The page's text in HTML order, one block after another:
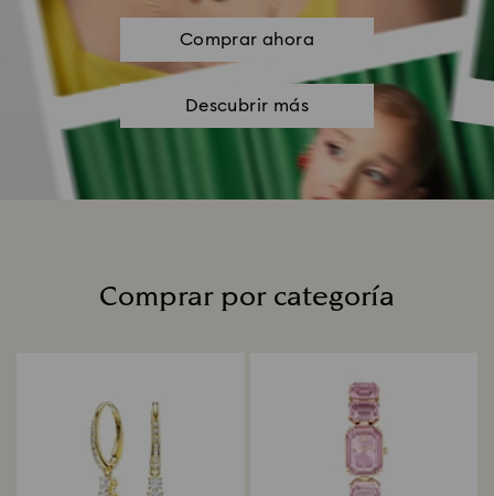
Comprar ahora
Descubrir más
Comprar por categoría